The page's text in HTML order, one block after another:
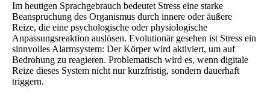
Im heutigen Sprachgebrauch bedeutet Stress eine starke
Beanspruchung des Organismus durch innere oder äußere
Reize, die eine psychologische oder physiologische
Anpassungsreaktion auslösen. Evolutionär gesehen ist Stress ein
sinnvolles Alarmsystem: Der Körper wird aktiviert, um auf
Bedrohung zu reagieren. Problematisch wird es, wenn digitale
Reize dieses System nicht nur kurzfristig, sondern dauerhaft
triggern.